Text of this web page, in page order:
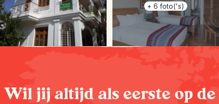
+ 6 foto('s)
Wil jij altijd als eerste op de